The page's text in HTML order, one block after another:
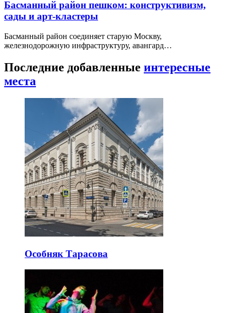
Басманный район пешком: конструктивизм,
сады и арт-кластеры
Басманный район соединяет старую Москву,
железнодорожную инфраструктуру, авангард…
Последние добавленные интересные
места
Особняк Тарасова